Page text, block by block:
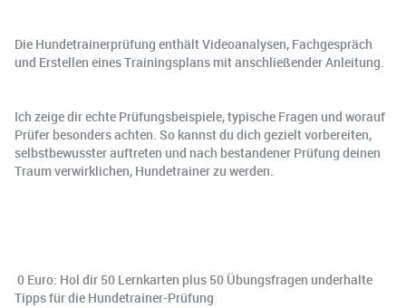
Die Hundetrainerprüfung enthält Videoanalysen, Fachgespräch
und Erstellen eines Trainingsplans mit anschließender Anleitung.
Ich zeige dir echte Prüfungsbeispiele, typische Fragen und worauf
Prüfer besonders achten. So kannst du dich gezielt vorbereiten,
selbstbewusster auftreten und nach bestandener Prüfung deinen
Traum verwirklichen, Hundetrainer zu werden.
️ ⁠0 Euro: Hol dir 50 Lernkarten plus 50 Übungsfragen underhalte
Tipps für die Hundetrainer-Prüfung⁠